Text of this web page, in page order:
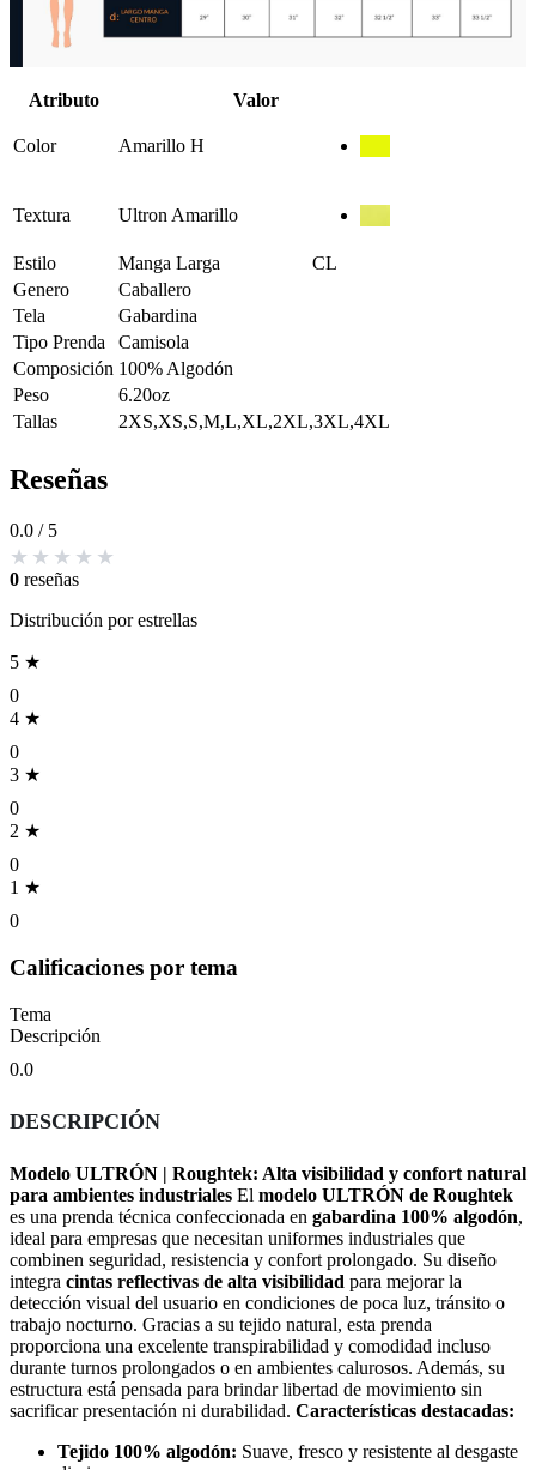
Atributo Valor
Color Amarillo H
Textura Ultron Amarillo
Estilo Manga Larga
CL
Genero
Caballero
Tela
Gabardina
Tipo Prenda
Camisola
Composición 100% Algodón
Peso
6.20oz
Tallas
2XS,XS,S,M,L,XL,2XL,3XL,4XL
Reseñas
0.0 / 5
0 reseñas
Distribución por estrellas
5 ★
0
4 ★
0
3 ★
0
2 ★
0
1 ★
0
Calificaciones por tema
Tema
Descripción
0.0
DESCRIPCIÓN
Modelo ULTRÓN | Roughtek: Alta visibilidad y confort natural
para ambientes industriales El modelo ULTRÓN de Roughtek
es una prenda técnica confeccionada en gabardina 100% algodón,
ideal para empresas que necesitan uniformes industriales que
combinen seguridad, resistencia y confort prolongado. Su diseño
integra cintas reflectivas de alta visibilidad para mejorar la
detección visual del usuario en condiciones de poca luz, tránsito o
trabajo nocturno. Gracias a su tejido natural, esta prenda
proporciona una excelente transpirabilidad y comodidad incluso
durante turnos prolongados o en ambientes calurosos. Además, su
estructura está pensada para brindar libertad de movimiento sin
sacrificar presentación ni durabilidad. Características destacadas:
Tejido 100% algodón: Suave, fresco y resistente al desgaste